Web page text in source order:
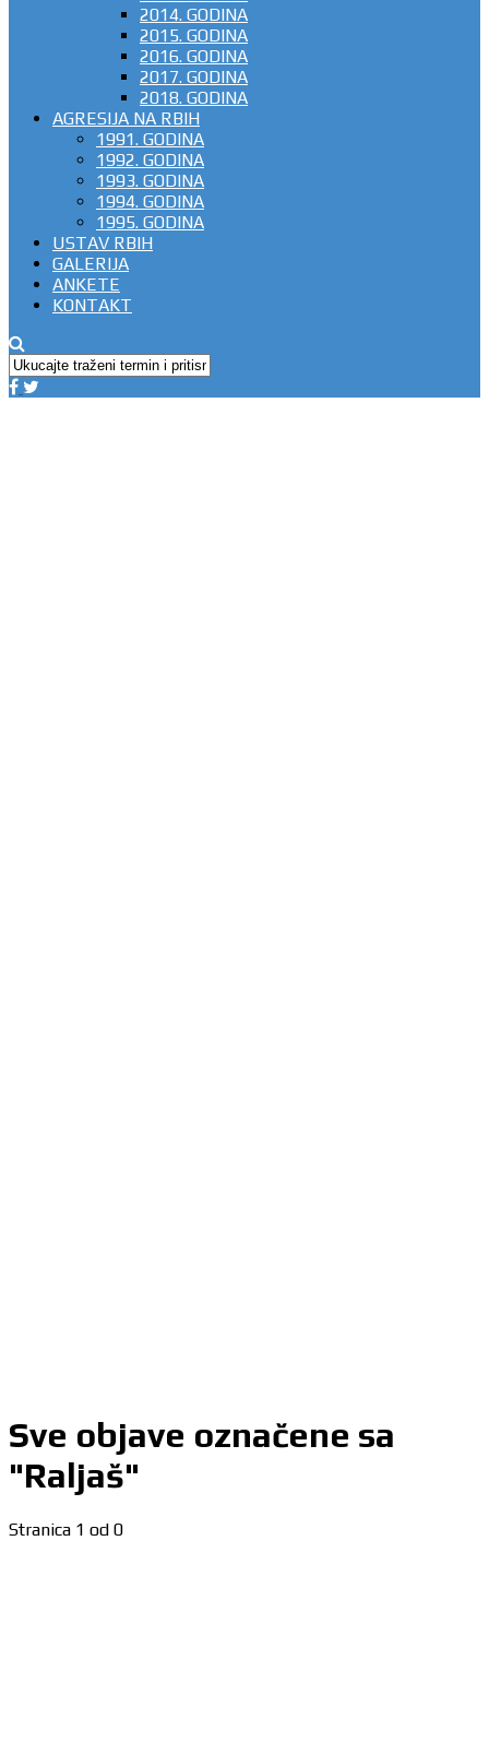
2014. GODINA
2015. GODINA
2016. GODINA
2017. GODINA
2018. GODINA
AGRESIJA NA RBIH
1991. GODINA
1992. GODINA
1993. GODINA
1994. GODINA
1995. GODINA
USTAV RBIH
GALERIJA
ANKETE
KONTAKT
Sve objave označene sa
"Raljaš"
Stranica 1 od 0